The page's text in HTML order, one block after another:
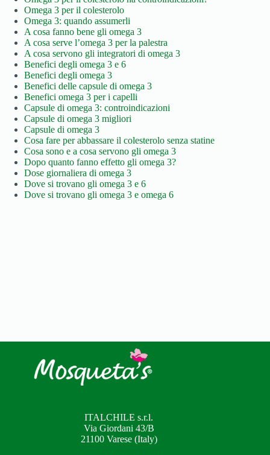
Omega 3 per il colesterolo
Omega 3: quando assumerli
A cosa fanno bene gli omega 3
A cosa serve l’omega 3 per la palestra
A cosa servono gli integratori di omega 3
Benefici degli omega 3 e 6
Benefici degli omega 3
Benefici delle capsule di omega 3
Benefici omega 3 per i capelli
Capsule di omega 3: controindicazioni
Capsule di omega 3 migliori
Capsule di omega 3
Cosa fare per abbassare il colesterolo senza statine
Cosa sono e a cosa servono gli omega 3
Dopo quanto fanno effetto gli omega 3?
Dose giornaliera di omega 3
Dove si trovano gli omega 3 e 6
Dove si trovano gli omega 3 e omega 6
ITALCHILE s.r.l.
Via Giordani 43/B
21100 Varese (Italy)